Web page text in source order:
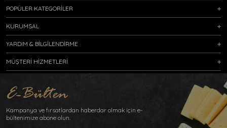
POPÜLER KATEGORİLER
KURUMSAL
YARDIM & BİLGİLENDİRME
MÜŞTERİ HİZMETLERİ
Kampanya ve fırsatlardan haberdar olmak için e-
bültenimize abone olun.